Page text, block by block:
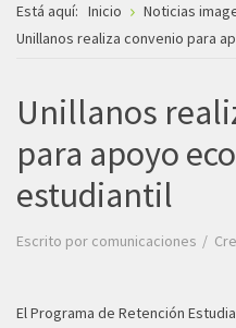
Está aquí: Inicio
Noticias
Unillanos realiza convenio para
Unillanos
para apoyo
estudiantil
Escrito por comunicaciones
El Programa de Retención